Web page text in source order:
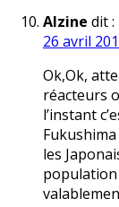
Alzine dit :
26 avril
Ok,Ok,
réacteurs
l’instant
les